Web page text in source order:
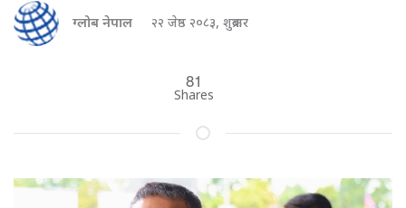
ग्लोब नेपाल २२ जेष्ठ २०८३, शुक्रबार
81
Shares